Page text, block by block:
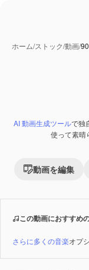
ホーム/ストック/動画/
Premium
AI 動画生成ツールで独
使って素晴
動画を編集
この動画におすすめ
さらに多くの音楽オプ